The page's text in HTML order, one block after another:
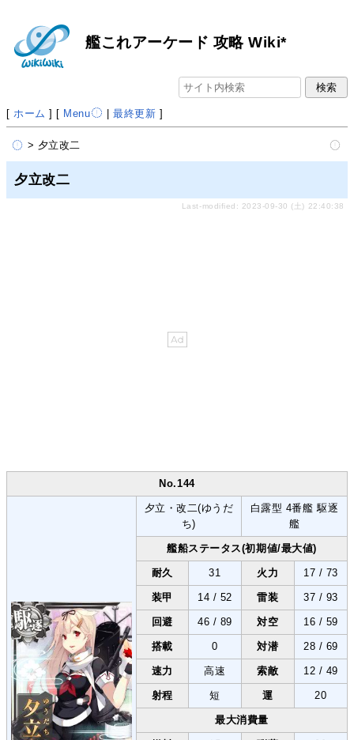
艦これアーケード 攻略 Wiki*
[ ホーム ] [ Menu |最終更新 ]
> 夕立改二
夕立改二
Last-modified: 2023-09-30 (土) 22:40:38
No.144
夕立・改二(ゆうだ
ち)
白露型 4番艦 駆逐
艦
艦船ステータス(初期値/最大値)
耐久 31 火力 17 / 73
装甲 14 / 52 雷装 37 / 93
回避 46 / 89 対空 16 / 59
搭載 0 対潜 28 / 69
速力 高速 索敵 12 / 49
射程 短 運 20
最大消費量